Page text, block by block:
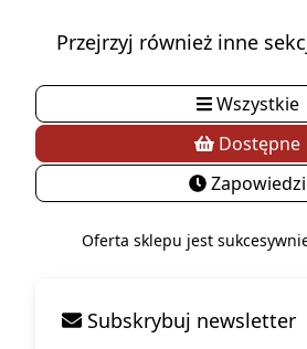
Przejrzyj również inne
Wszystkie
Dostępne
Zapowiedzi
Oferta sklepu jest
Subskrybuj newsletter